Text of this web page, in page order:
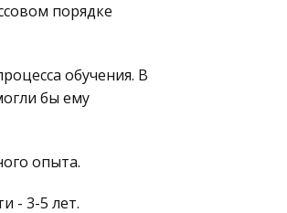
порядке
обучения. В
бы ему
опыта.
- 3-5 лет.